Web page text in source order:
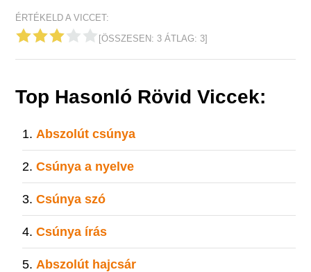
ÉRTÉKELD A VICCET:
[ÖSSZESEN: 3 ÁTLAG: 3]
Top Hasonló Rövid Viccek:
Abszolút csúnya
Csúnya a nyelve
Csúnya szó
Csúnya írás
Abszolút hajcsár